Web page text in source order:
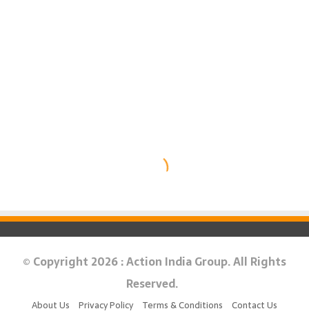
© Copyright 2026 : Action India Group. All Rights
Reserved.
About Us Privacy Policy Terms & Conditions Contact Us